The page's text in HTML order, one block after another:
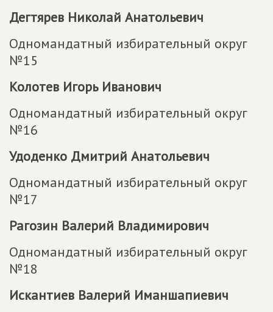
Дегтярев Николай Анатольевич
Одномандатный избирательный округ
№15
Колотев Игорь Иванович
Одномандатный избирательный округ
№16
Удоденко Дмитрий Анатольевич
Одномандатный избирательный округ
№17
Рагозин Валерий Владимирович
Одномандатный избирательный округ
№18
Искантиев Валерий Иманшапиевич